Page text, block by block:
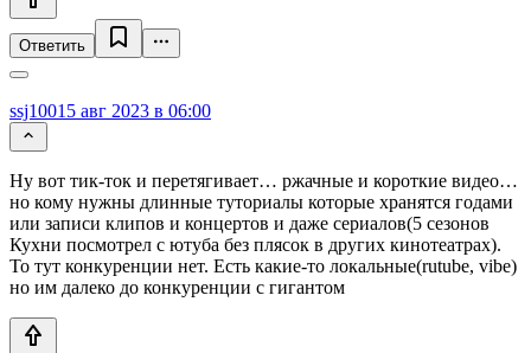
Ответить
ssj10015 авг 2023 в 06:00
Ну вот тик-ток и перетягивает… ржачные и короткие видео…
но кому нужны длинные туториалы которые хранятся годами
или записи клипов и концертов и даже сериалов(5 сезонов
Кухни посмотрел с ютуба без плясок в других кинотеатрах).
То тут конкуренции нет. Есть какие-то локальные(rutube, vibe)
но им далеко до конкуренции с гигантом